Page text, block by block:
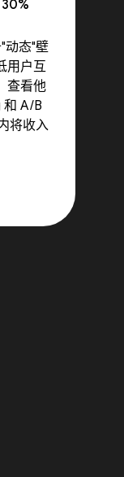
动态"壁
用户互
查看他
A/B
将收入